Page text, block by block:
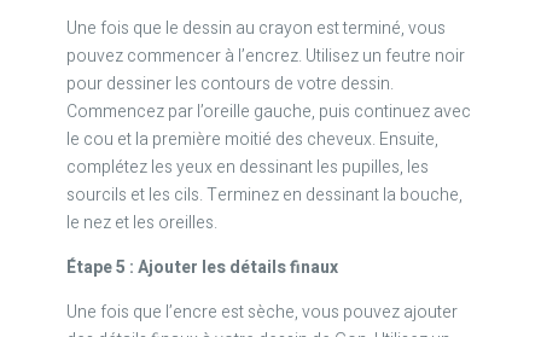
Une fois que le dessin au crayon est terminé, vous
pouvez commencer à l’encrez. Utilisez un feutre noir
pour dessiner les contours de votre dessin.
Commencez par l’oreille gauche, puis continuez avec
le cou et la première moitié des cheveux. Ensuite,
complétez les yeux en dessinant les pupilles, les
sourcils et les cils. Terminez en dessinant la bouche,
le nez et les oreilles.
Étape 5 : Ajouter les détails finaux
Une fois que l’encre est sèche, vous pouvez ajouter